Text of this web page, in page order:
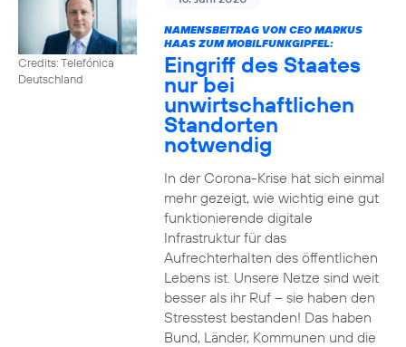
Credits: Telefónica
Deutschland
NAMENSBEITRAG VON CEO MARKUS
HAAS ZUM MOBILFUNKGIPFEL:
Eingriff des Staates
nur bei
unwirtschaftlichen
Standorten
notwendig
In der Corona-Krise hat sich einmal
mehr gezeigt, wie wichtig eine gut
funktionierende digitale
Infrastruktur für das
Aufrechterhalten des öffentlichen
Lebens ist. Unsere Netze sind weit
besser als ihr Ruf – sie haben den
Stresstest bestanden! Das haben
Bund, Länder, Kommunen und die